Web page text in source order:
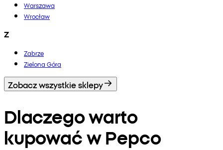
Warszawa
Wrocław
Z
Zabrze
Zielona Góra
Zobacz wszystkie sklepy
Dlaczego warto
kupować w Pepco